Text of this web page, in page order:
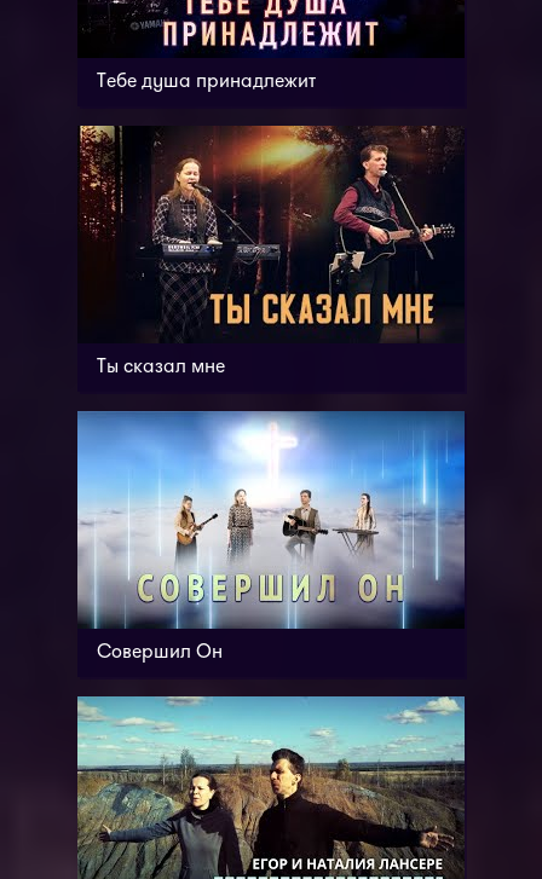
Тебе душа принадлежит
Ты сказал мне
Совершил Он